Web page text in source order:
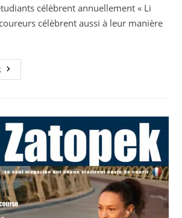
célèbrent annuellement « Li
célèbrent aussi à leur manière
05.12:
Li
–
La
St-
Nicolas
Des
Coureurs